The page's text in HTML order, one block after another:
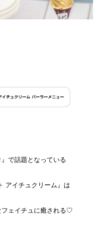
で話題となっている
アイチュクリーム』は
フェイチュに癒される♡